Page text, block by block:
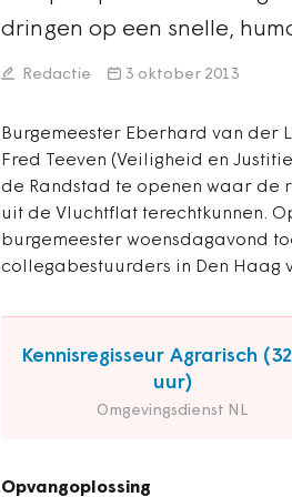
dringen op een snelle,
Redactie 3 oktober 2013
Burgemeester Eberhard van der
Fred Teeven (Veiligheid en
de Randstad te openen waar de
uit de Vluchtflat terechtkunnen.
burgemeester woensdagavond
collegabestuurders in Den Haag
Kennisregisseur Agrarisch
uur)
Omgevingsdienst NL
Opvangoplossing